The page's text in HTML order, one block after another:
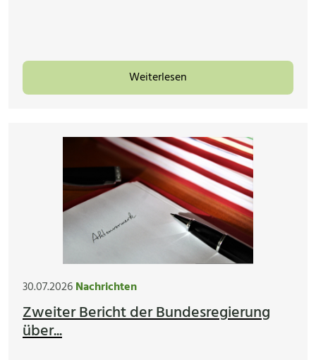
Weiterlesen
30.07.2026Nachrichten
Zweiter Bericht der Bundesregierung
über...